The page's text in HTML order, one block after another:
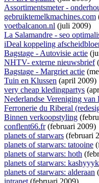
Assortimentsmeter -
gebruiktemelkmachines.com
voetbalcanon.nl (juli 2009)
La Salamandre - seo
iDeal koppeling
Bagstage - Autovisie actie
NHTV- externe nieuwsbrief
Bagstage - Margriet actie
Tuin en Klussen (april 2009)
very cheap kledingpartys
Nederlandse Vereniging
Ferronerie du Riberal
Binnen verkoopstyling
conflent66.fr(februari 2009)
planets of starwars (februari
planets of starwars: tatooine
planets of starwars: hoth
planets of starwars: kashyyyk
planets of starwars: alderaan